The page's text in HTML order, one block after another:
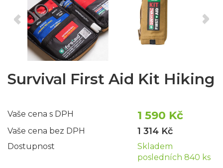
Survival First Aid Kit Hiking
Vaše cena s DPH 1 590 Kč
Vaše cena bez DPH 1 314 Kč
Dostupnost
Skladem
posledních 840 ks